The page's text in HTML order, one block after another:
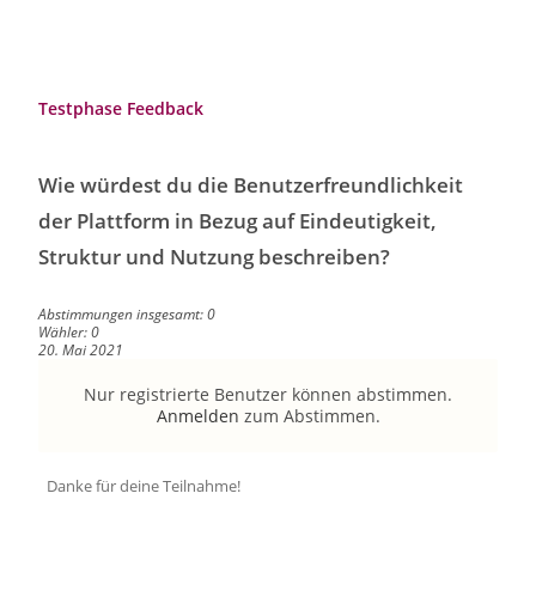
Testphase Feedback
Wie würdest du die Benutzerfreundlichkeit
der Plattform in Bezug auf Eindeutigkeit,
Struktur und Nutzung beschreiben?
Abstimmungen insgesamt: 0
Wähler: 0
20. Mai 2021
Nur registrierte Benutzer können abstimmen.
Anmelden zum Abstimmen.
Danke für deine Teilnahme!